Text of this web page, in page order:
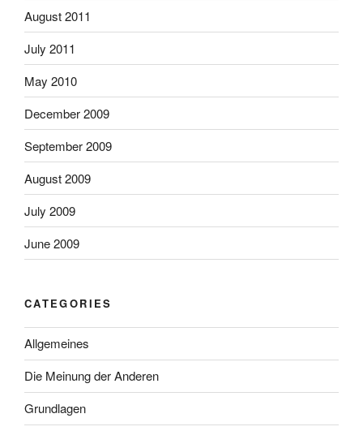
August 2011
July 2011
May 2010
December 2009
September 2009
August 2009
July 2009
June 2009
CATEGORIES
Allgemeines
Die Meinung der Anderen
Grundlagen